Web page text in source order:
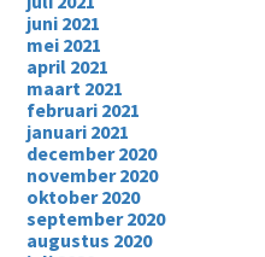
juni 2021
mei 2021
april 2021
maart 2021
februari 2021
januari 2021
december 2020
november 2020
oktober 2020
september 2020
augustus 2020